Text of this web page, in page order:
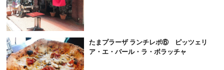
たまプラーザ ランチレポ⑥ ピッツェリ
ア・エ・バール・ラ・ボラッチャ